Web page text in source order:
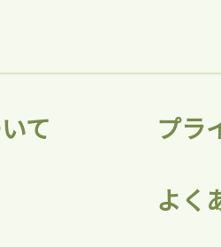
て プラ
よく